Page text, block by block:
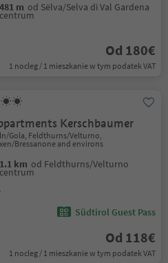
481 m od Sëlva/Selva di Val Gardena
centrum
Od 180€
1 nocleg / 1 mieszkanie w tym podatek VAT
Kerschbaumer
Gola, Feldthurns/Velturno,
Bressanone and environs
1.1 km od Feldthurns/Velturno
centrum
Südtirol Guest Pass
Od 118€
1 nocleg / 1 mieszkanie w tym podatek VAT